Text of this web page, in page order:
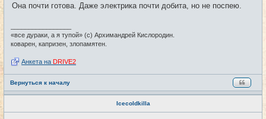
н
Она почти готова. Даже электрика почти добита, но не поспею.
«все дураки, а я тупой» (с) Архимандрей Кислородин.
коварен, капризен, злопамятен.
Анкета на DRIVE2
Вернуться к началу
Icecoldkilla